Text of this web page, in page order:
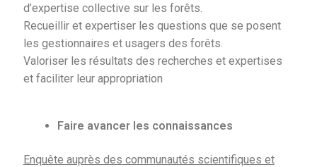
d’expertise collective sur les forêts.
Recueillir et expertiser les questions que se posent
les gestionnaires et usagers des forêts.
Valoriser les résultats des recherches et expertises
et faciliter leur appropriation
Faire avancer les connaissances
Enquête auprès des communautés scientifiques et